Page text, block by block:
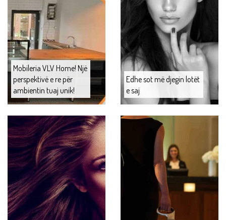
Mobileria VLV Home! Një
perspektivë e re për
ambientin tuaj unik!
Edhe sot më djegin lotët
e saj